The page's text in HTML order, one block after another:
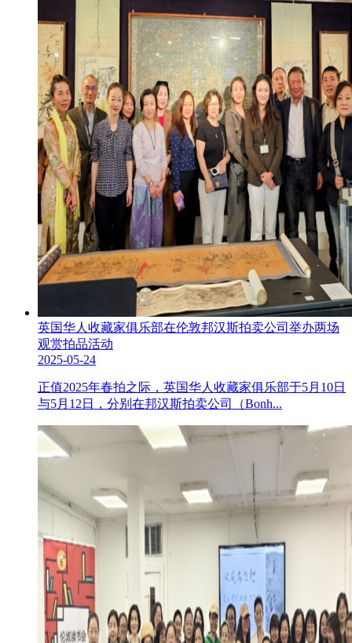
英国华人收藏家俱乐部在伦敦邦汉斯拍卖公司举办两场
观赏拍品活动
2025-05-24
正值2025年春拍之际，英国华人收藏家俱乐部于5月10日
与5月12日，分别在邦汉斯拍卖公司（Bonh...